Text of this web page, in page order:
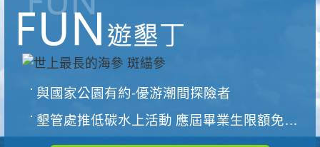
與國家公園有約-優游潮間探險者
墾管處推低碳水上活動 應屆畢業生限額免費參加